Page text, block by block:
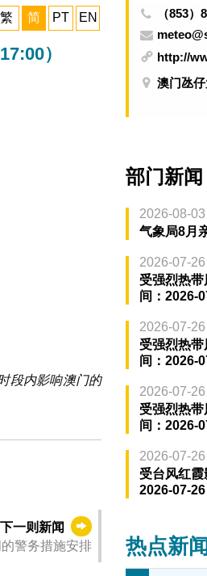
繁 简 PT EN
）
段内影响澳门的
下一则新闻
警务措施安排
（853）
http://
澳门氹
部门新闻
2026-08-
气象局8月
2026-07-
受强烈热
间：2026-
2026-07-
受强烈热
间：2026-
2026-07-
受强烈热
间：2026-
2026-07-
受台风红霞
2026-07-26
热点新闻